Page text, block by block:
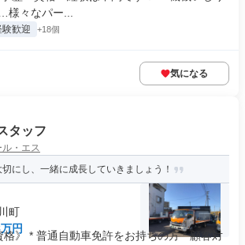
様々なパー...
歓迎 +18個
気になる
タッフ
・エス
にし、一緒に成長していきましょう！
町
円
》 * 普通自動車免許をお持ちの方 * 顧客対